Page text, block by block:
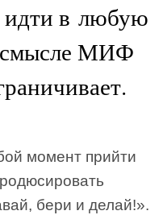
идти в любую
смысле МИФ
момент прийти
бери и делай!».